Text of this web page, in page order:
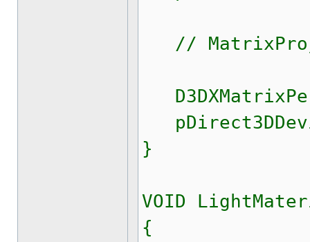
//
}
VOID
{